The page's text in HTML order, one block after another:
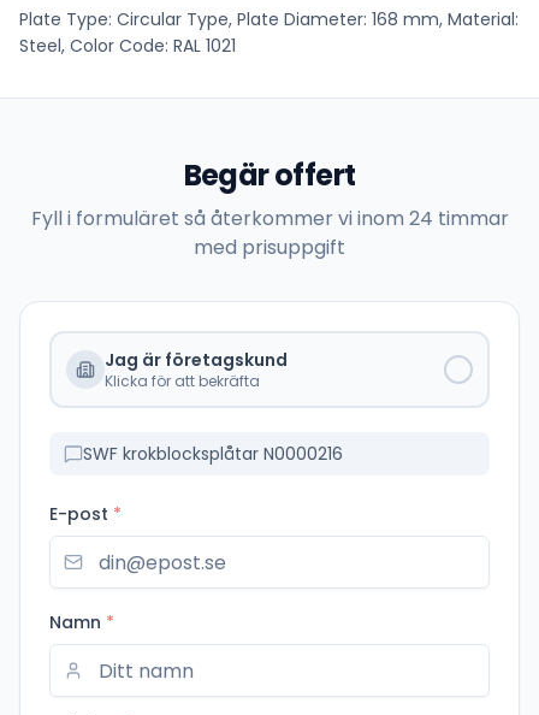
Plate Type: Circular Type, Plate Diameter: 168 mm, Material:
Steel, Color Code: RAL 1021
Begär offert
Fyll i formuläret så återkommer vi inom 24 timmar
med prisuppgift
Jag är företagskund
Klicka för att bekräfta
SWF krokblocksplåtar N0000216
E-post *
Namn *